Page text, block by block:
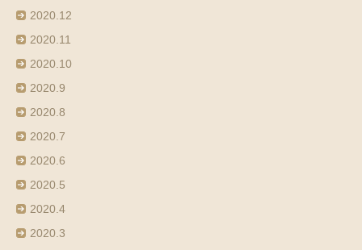
2020.12
2020.11
2020.10
2020.9
2020.8
2020.7
2020.6
2020.5
2020.4
2020.3